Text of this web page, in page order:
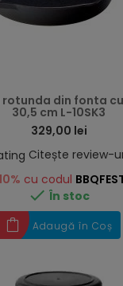
din fonta
30,5 cm L-10SK3
329,00 lei
Citește review-
cu codul
 În stoc
Adaugă în Coș